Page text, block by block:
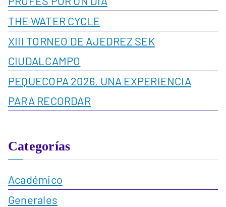
THE WATER CYCLE
XIII TORNEO DE AJEDREZ SEK
CIUDALCAMPO
PEQUECOPA 2026, UNA EXPERIENCIA
PARA RECORDAR
Categorías
Académico
Generales